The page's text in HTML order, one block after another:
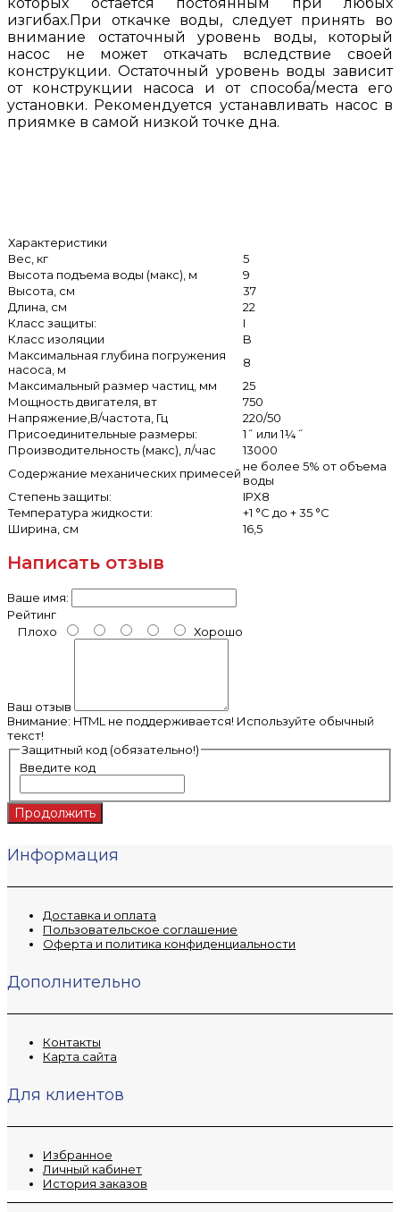
которых остается постоянным при любых
изгибах.При откачке воды, следует принять во
внимание остаточный уровень воды, который
насос не может откачать вследствие своей
конструкции. Остаточный уровень воды зависит
от конструкции насоса и от способа/места его
установки. Рекомендуется устанавливать насос в
приямке в самой низкой точке дна.
Характеристики
Вес, кг
5
Высота подъема воды (макс), м
9
Высота, см
37
Длина, см
22
Класс защиты:
I
Класс изоляции
B
Максимальная глубина погружения
насоса, м
8
Максимальный размер частиц, мм
25
Мощность двигателя, вт
750
Напряжение,В/частота, Гц
220/50
Присоединительные размеры:
1˝ или 1¼˝
Производительность (макс), л/час
13000
Содержание механических примесей не более 5% от объема
воды
Степень защиты:
IPX8
Температура жидкости:
+1 °С до + 35 °С
Ширина, см
16,5
Написать отзыв
Ваше имя:
Рейтинг
Плохо
Хорошо
Ваш отзыв
Внимание: HTML не поддерживается! Используйте обычный
текст!
Защитный код (обязательно!)
Введите код
Продолжить
Информация
Доставка и оплата
Пользовательское соглашение
Оферта и политика конфиденциальности
Дополнительно
Контакты
Карта сайта
Для клиентов
Избранное
Личный кабинет
История заказов